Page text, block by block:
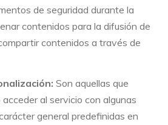
de seguridad durante la
contenidos para la difusión de
contenidos a través de
Son aquellas que
al servicio con algunas
general predefinidas en